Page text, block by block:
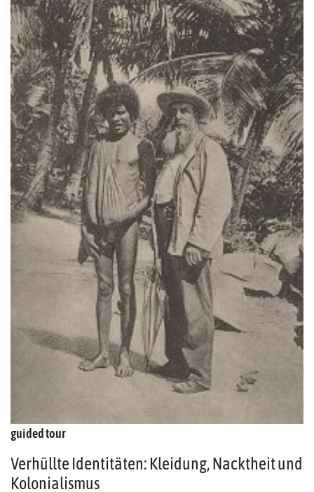
guided tour
Verhüllte Identitäten: Kleidung, Nacktheit und
Kolonialismus